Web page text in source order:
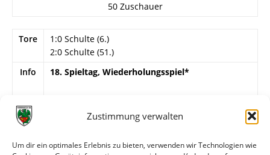
Zustimmung verwalten
Um dir ein optimales Erlebnis zu bieten, verwenden wir Technologien wie
50 Zuschauer
Tore
1:0 Schulte (6.)
2:0 Schulte (51.)
Info
18. Spieltag, Wiederholungsspiel*
Bätz – Stock, Rau, S. Schmitt (60. So. Becke),
Diesperger, Scheel, Stiebing, Flatter (69. C.